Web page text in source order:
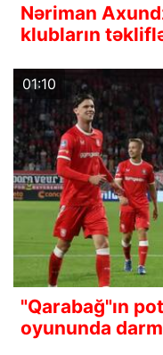
Nəriman
klubların
01:10
"Qarabağ"ın
oyununda